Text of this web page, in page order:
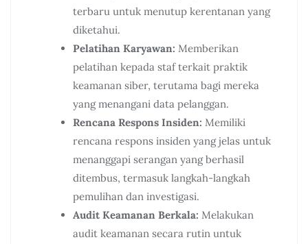
terbaru untuk menutup kerentanan yang
diketahui.
Pelatihan Karyawan: Memberikan
pelatihan kepada staf terkait praktik
keamanan siber, terutama bagi mereka
yang menangani data pelanggan.
Rencana Respons Insiden: Memiliki
rencana respons insiden yang jelas untuk
menanggapi serangan yang berhasil
ditembus, termasuk langkah-langkah
pemulihan dan investigasi.
Audit Keamanan Berkala: Melakukan
audit keamanan secara rutin untuk